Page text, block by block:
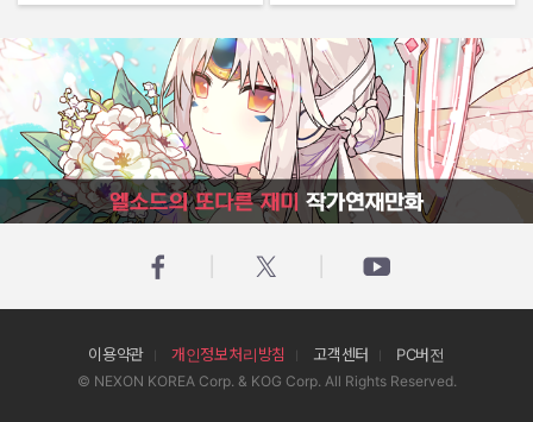
엘소드의 또다른 재미 작가연재만화
이용약관 개인정보처리방침 고객센터 PC버전
© NEXON KOREA Corp. & KOG Corp. All Rights Reserved.